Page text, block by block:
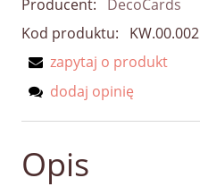
Producent:
DecoCards
Kod produktu:
KW.00.002
zapytaj o produkt
dodaj opinię
Opis